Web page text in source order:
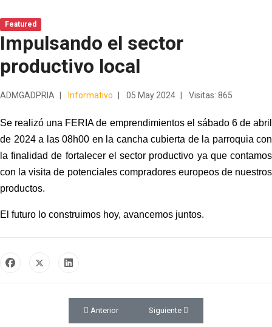
Featured
Impulsando el sector
productivo local
ADMGADPRIA Informativo 05 May 2024 Visitas: 865
Se realizó una FERIA de emprendimientos el sábado 6 de abril
de 2024 a las 08h00 en la cancha cubierta de la parroquia con
la finalidad de fortalecer el sector productivo ya que contamos
con la visita de potenciales compradores europeos de nuestros
productos.
El futuro lo construimos hoy, avancemos juntos.
Artículo anterior: Taller de finanzas personales y
Anterior Artículo siguiente: Representante
Siguiente